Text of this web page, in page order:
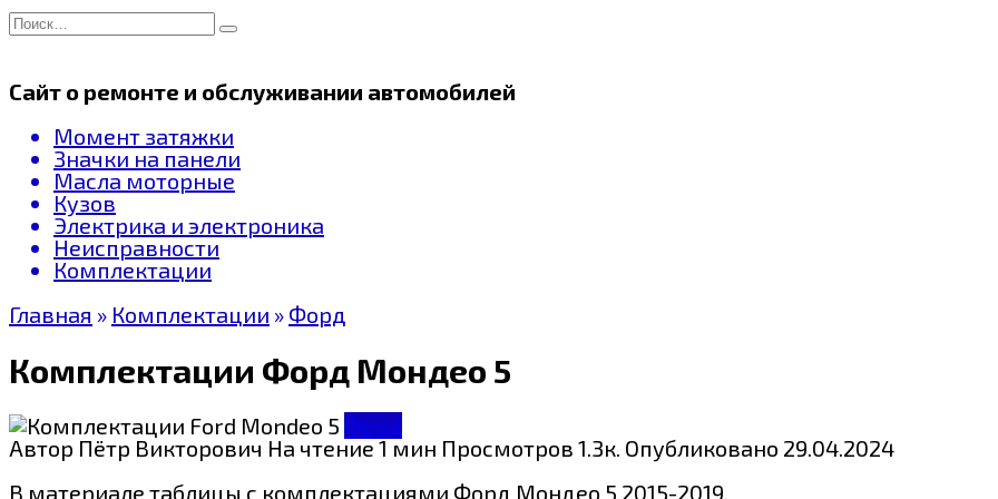
Перейти
к
Search
for:
Сайт о ремонте и обслуживании автомобилей
Момент затяжки
Значки на панели
Масла моторные
Кузов
Электрика и электроника
Неисправности
Комплектации
Главная » Комплектации » Форд
Комплектации Форд Мондео 5
Форд
Автор Пётр Викторович На чтение1 мин Просмотров 1.3к. Опубликовано 29.04.2024
В материале таблицы с комплектациями Форд Мондео 5 2015-2019.